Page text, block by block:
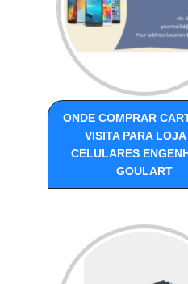
ONDE COMPRAR
VISITA PARA LOJA
CELULARES
GOULART